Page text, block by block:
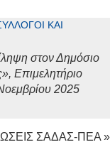
ΚΑΙ
στον Δημόσιο
Επιμελητήριο
2025
ΣΑΔΑΣ-ΠΕΑ »